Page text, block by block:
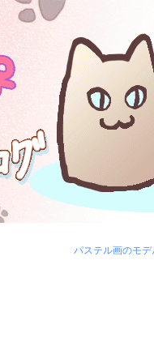
パステル画のモデ